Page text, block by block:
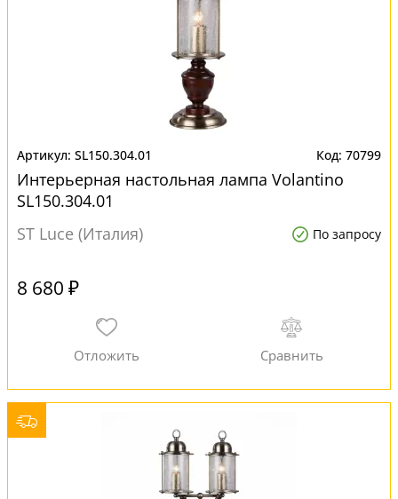
SL150.304.01 70799
Интерьерная настольная лампа Volantino
SL150.304.01
ST Luce (Италия)
По запросу
8 680 ₽